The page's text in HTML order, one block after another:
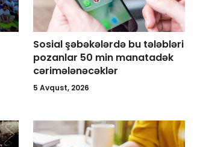
Sosial şəbəkələrdə bu tələbləri
pozanlar 50 min manatadək
cərimələnəcəklər
5 Avqust, 2026